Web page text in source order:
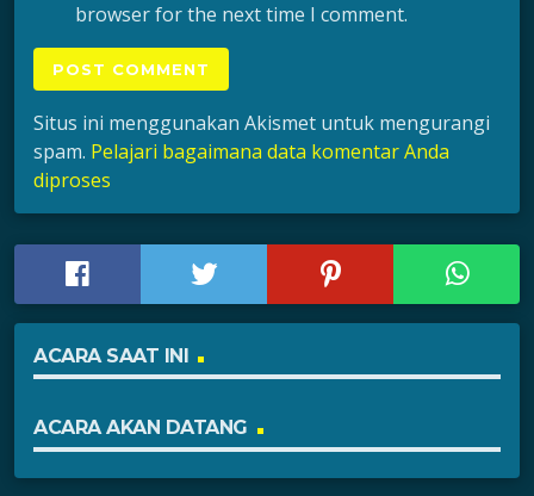
browser for the next time I comment.
Situs ini menggunakan Akismet untuk mengurangi
spam. Pelajari bagaimana data komentar Anda
diproses
ACARA SAAT INI
ACARA AKAN DATANG